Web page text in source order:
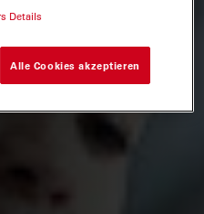
Details
Alle Cookies akzeptieren